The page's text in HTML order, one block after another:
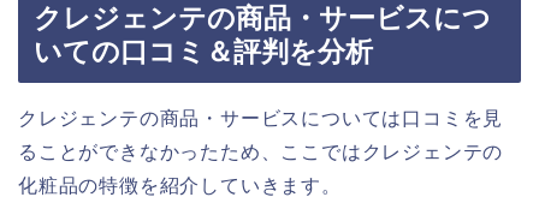
クレジェンテの商品・サービスにつ
いての口コミ＆評判を分析
クレジェンテの商品・サービスについては口コミを見
ることができなかったため、ここではクレジェンテの
化粧品の特徴を紹介していきます。